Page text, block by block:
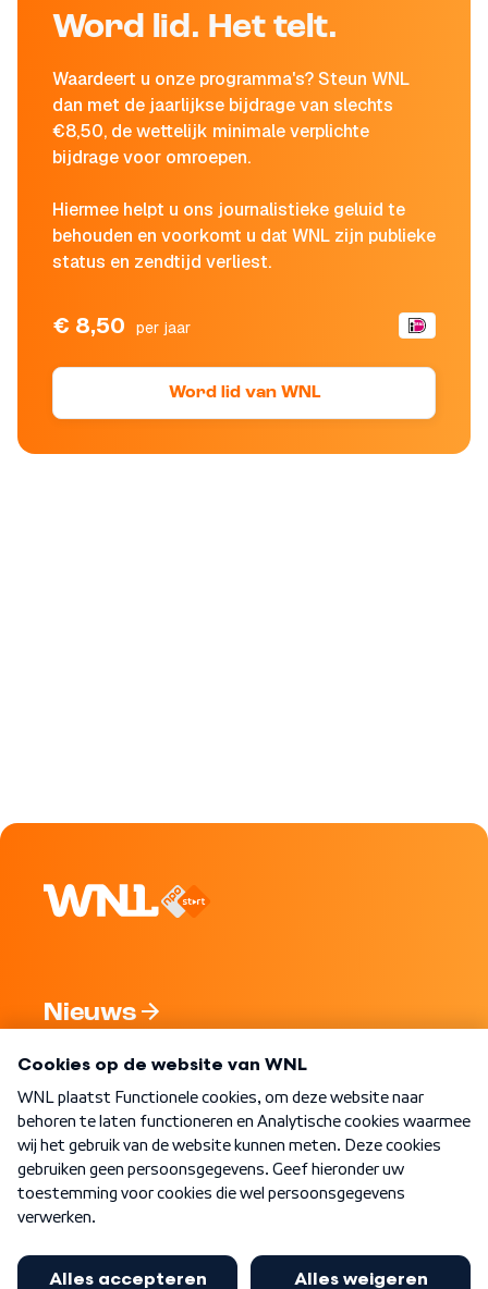
Word lid. Het telt.
Waardeert u onze programma's? Steun WNL
dan met de jaarlijkse bijdrage van slechts
€8,50, de wettelijk minimale verplichte
bijdrage voor omroepen.
Hiermee helpt u ons journalistieke geluid te
behouden en voorkomt u dat WNL zijn publieke
status en zendtijd verliest.
€ 8,50 per jaar
Word lid van WNL
Nieuws
Nieuwsbrief
Word Lid